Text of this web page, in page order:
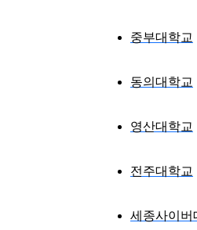
중부대학교
동의대학교
영산대학교
전주대학교
세종사이버